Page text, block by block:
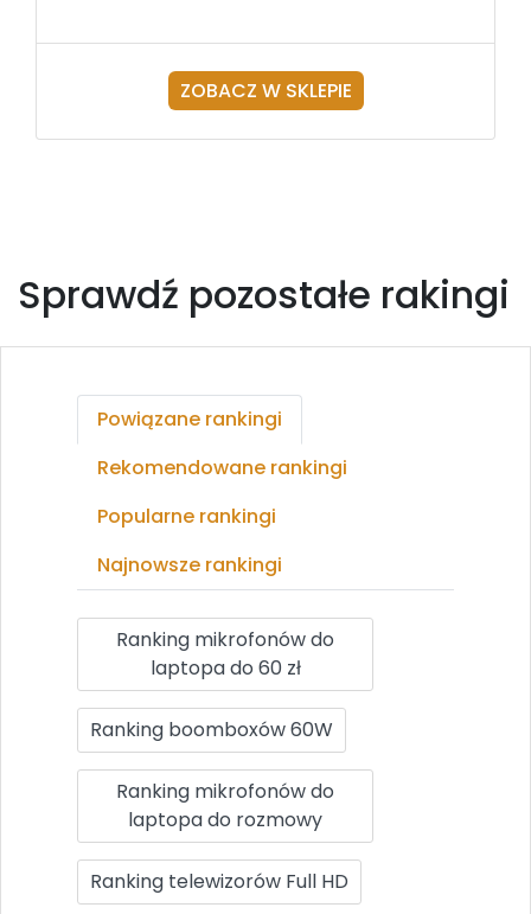
ZOBACZ W SKLEPIE
Sprawdź pozostałe rakingi
Powiązane rankingi
Rekomendowane rankingi
Popularne rankingi
Najnowsze rankingi
Ranking mikrofonów do
laptopa do 60 zł
Ranking boomboxów 60W
Ranking mikrofonów do
laptopa do rozmowy
Ranking telewizorów Full HD